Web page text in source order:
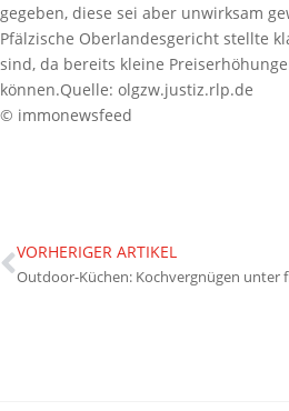
gegeben, diese sei aber unwirksam
Pfälzische Oberlandesgericht stellte
sind, da bereits kleine
können.Quelle: olgzw.justiz.rlp.de
© immonewsfeed
VORHERIGER ARTIKEL
Outdoor-Küchen: Kochvergnügen unter